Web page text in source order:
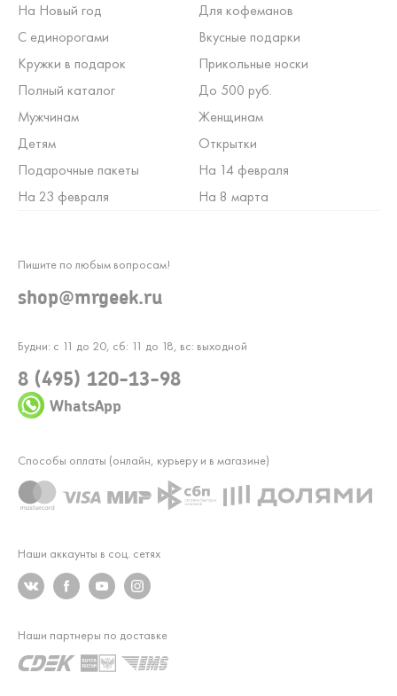
На Новый год
Для кофеманов
С единорогами
Вкусные подарки
Кружки в подарок
Прикольные носки
Полный каталог
До 500 руб.
Мужчинам
Женщинам
Детям
Открытки
Подарочные пакеты
На 14 февраля
На 23 февраля
На 8 марта
Будни: с 11 до 20, сб: 11 до 18, вс: выходной
8 (495) 120-13-98
WhatsApp
Пишите по любым вопросам!
shop@mrgeek.ru
Наши аккаунты в соц. сетях
Способы оплаты (онлайн, курьеру и в магазине)
Наши партнеры по доставке